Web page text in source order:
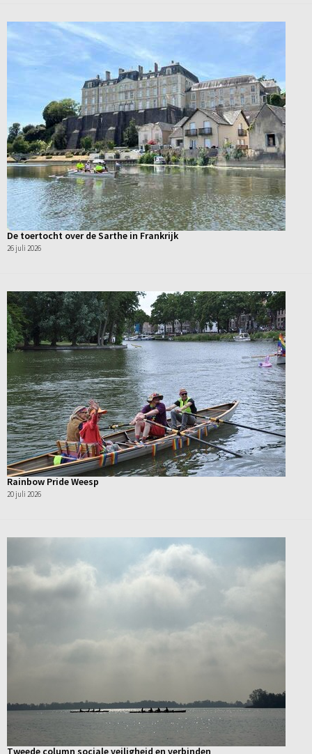
De toertocht over de Sarthe in Frankrijk
26 juli 2026
Rainbow Pride Weesp
20 juli 2026
Tweede column sociale veiligheid en verbinden